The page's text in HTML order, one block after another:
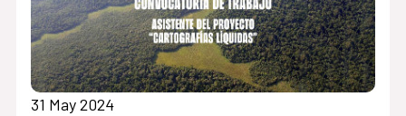
31 May 2024